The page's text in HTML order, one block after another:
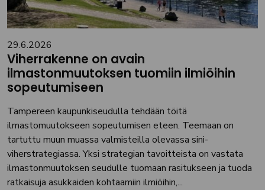
29.6.2026
Viherrakenne on avain
ilmastonmuutoksen tuomiin ilmiöihin
sopeutumiseen
Tampereen kaupunkiseudulla tehdään töitä
ilmastomuutokseen sopeutumisen eteen. Teemaan on
tartuttu muun muassa valmisteilla olevassa sini-
viherstrategiassa. Yksi strategian tavoitteista on vastata
ilmastonmuutoksen seudulle tuomaan rasitukseen ja tuoda
ratkaisuja asukkaiden kohtaamiin ilmiöihin,...